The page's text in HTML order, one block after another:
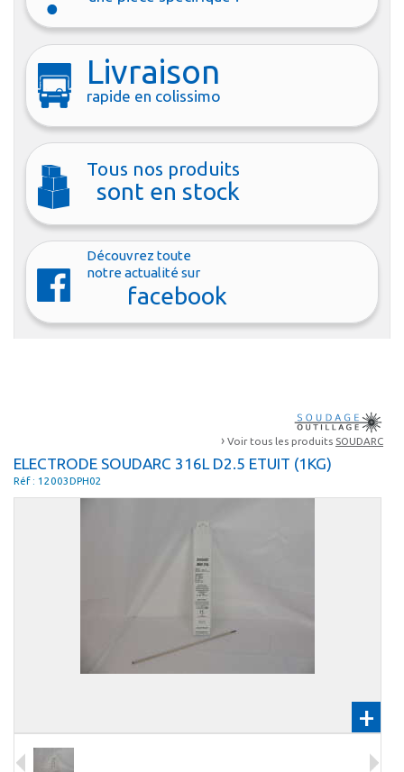
Livraison
rapide en colissimo
Tous nos produits
sont en stock
Découvrez toute
notre actualité sur
facebook
› Voir tous les produits SOUDARC
ELECTRODE SOUDARC 316L D2.5 ETUIT (1KG)
Réf : 12003DPH02
+